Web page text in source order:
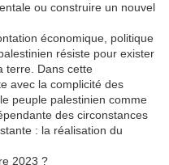
ou construire un nouvel
économique, politique
résiste pour exister
terre. Dans cette
avec la complicité des
peuple palestinien comme
des circonstances
: la réalisation du
2023 ?